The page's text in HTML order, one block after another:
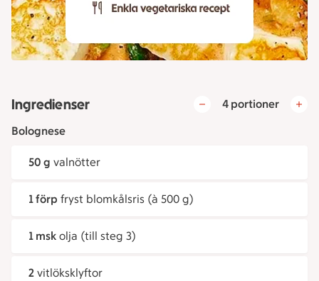
Ingredienser
4 portioner
Bolognese
50 g valnötter
1 förp fryst blomkålsris (à 500 g)
1 msk olja (till steg 3)
2 vitlöksklyftor